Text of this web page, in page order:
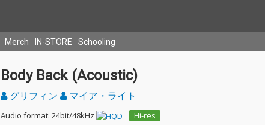
Merch IN-STORE Schooling
Body Back (Acoustic)
グリフィン マイア・ライト
Audio format: 24bit/48kHz
Hi-res